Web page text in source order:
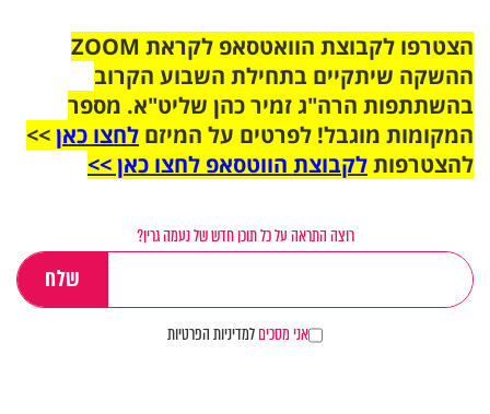
הצטרפו לקבוצת הוואטסאפ לקראת ZOOM
ההשקה שיתקיים בתחילת השבוע הקרוב
בהשתתפות הרה"ג זמיר כהן שליט"א. מספר
המקומות מוגבל! לפרטים על המיזם לחצו כאן>>
להצטרפותלקבוצת הווטסאפ לחצו כאן >>
רוצה התראה על כל תוכן חדש של נעמה גרין?
אני מסכיםלמדיניות הפרטיות